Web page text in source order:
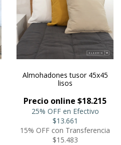
Almohadones tusor 45x45
lisos
Precio online $18.215
25% OFF en Efectivo
$13.661
15% OFF con Transferencia
$15.483